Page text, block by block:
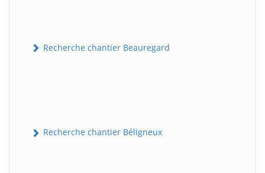
Recherche chantier Beauregard
Recherche chantier Béligneux